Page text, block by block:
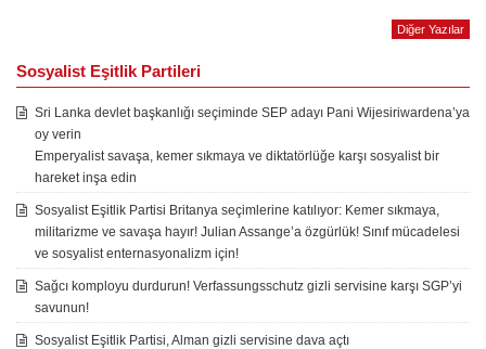
Diğer Yazılar
Sosyalist Eşitlik Partileri
Sri Lanka devlet başkanlığı seçiminde SEP adayı Pani Wijesiriwardena’ya
oy verin
Emperyalist savaşa, kemer sıkmaya ve diktatörlüğe karşı sosyalist bir
hareket inşa edin
Sosyalist Eşitlik Partisi Britanya seçimlerine katılıyor: Kemer sıkmaya,
militarizme ve savaşa hayır! Julian Assange’a özgürlük! Sınıf mücadelesi
ve sosyalist enternasyonalizm için!
Sağcı komployu durdurun! Verfassungsschutz gizli servisine karşı SGP’yi
savunun!
Sosyalist Eşitlik Partisi, Alman gizli servisine dava açtı